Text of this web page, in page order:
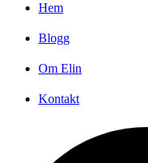
Hem
Blogg
Om Elin
Kontakt